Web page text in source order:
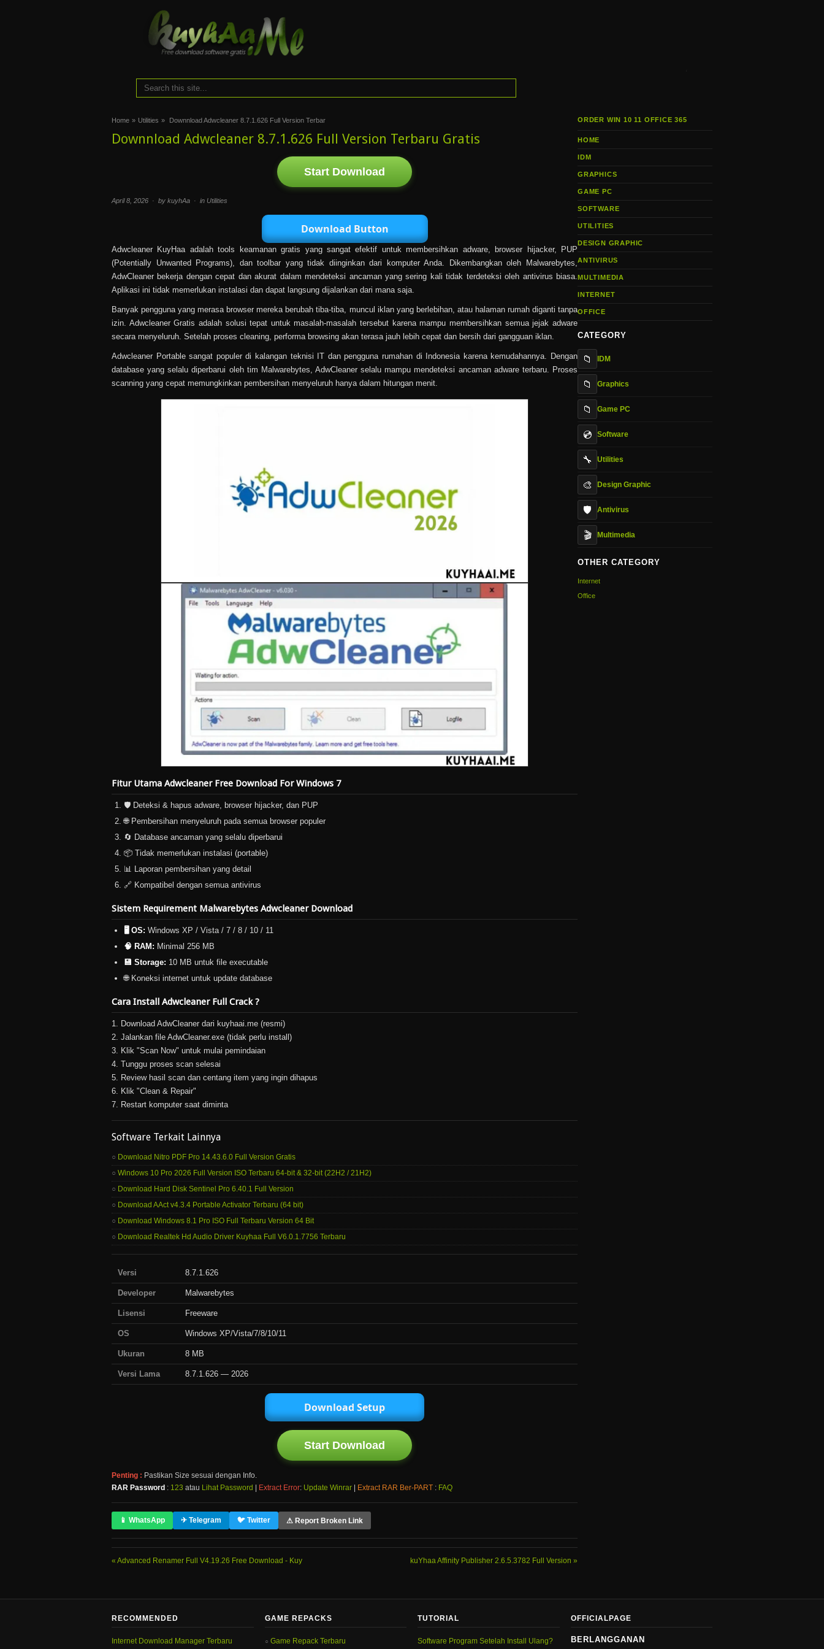
Home » Utilities » Downnload Adwcleaner 8.7.1.626 Full Version Terbar
Downnload Adwcleaner 8.7.1.626 Full Version Terbaru Gratis
Start Download
April 8, 2026 · by kuyhAa · in Utilities
Download Button
Adwcleaner KuyHaa adalah tools keamanan gratis yang sangat efektif untuk membersihkan adware, browser hijacker, PUP
(Potentially Unwanted Programs), dan toolbar yang tidak diinginkan dari komputer Anda. Dikembangkan oleh Malwarebytes,
AdwCleaner bekerja dengan cepat dan akurat dalam mendeteksi ancaman yang sering kali tidak terdeteksi oleh antivirus biasa.
Aplikasi ini tidak memerlukan instalasi dan dapat langsung dijalankan dari mana saja.
Banyak pengguna yang merasa browser mereka berubah tiba-tiba, muncul iklan yang berlebihan, atau halaman rumah diganti tanpa
izin. Adwcleaner Gratis adalah solusi tepat untuk masalah-masalah tersebut karena mampu membersihkan semua jejak adware
secara menyeluruh. Setelah proses cleaning, performa browsing akan terasa jauh lebih cepat dan bersih dari gangguan iklan.
Adwcleaner Portable sangat populer di kalangan teknisi IT dan pengguna rumahan di Indonesia karena kemudahannya. Dengan
database yang selalu diperbarui oleh tim Malwarebytes, AdwCleaner selalu mampu mendeteksi ancaman adware terbaru. Proses
scanning yang cepat memungkinkan pembersihan menyeluruh hanya dalam hitungan menit.
Fitur Utama Adwcleaner Free Download For Windows 7
🛡️ Deteksi & hapus adware, browser hijacker, dan PUP
🌐 Pembersihan menyeluruh pada semua browser populer
🔄 Database ancaman yang selalu diperbarui
📦 Tidak memerlukan instalasi (portable)
📊 Laporan pembersihan yang detail
🔗 Kompatibel dengan semua antivirus
Sistem Requirement Malwarebytes Adwcleaner Download
🖥️ OS: Windows XP / Vista / 7 / 8 / 10 / 11
🧠 RAM: Minimal 256 MB
💾 Storage: 10 MB untuk file executable
🌐 Koneksi internet untuk update database
Cara Install Adwcleaner Full Crack ?
1. Download AdwCleaner dari kuyhaai.me (resmi)
2. Jalankan file AdwCleaner.exe (tidak perlu install)
3. Klik "Scan Now" untuk mulai pemindaian
4. Tunggu proses scan selesai
5. Review hasil scan dan centang item yang ingin dihapus
6. Klik "Clean & Repair"
7. Restart komputer saat diminta
Software Terkait Lainnya
Download Nitro PDF Pro 14.43.6.0 Full Version Gratis
Windows 10 Pro 2026 Full Version ISO Terbaru 64-bit & 32-bit (22H2 / 21H2)
Download Hard Disk Sentinel Pro 6.40.1 Full Version
Download AAct v4.3.4 Portable Activator Terbaru (64 bit)
Download Windows 8.1 Pro ISO Full Terbaru Version 64 Bit
Download Realtek Hd Audio Driver Kuyhaa Full V6.0.1.7756 Terbaru
Versi 8.7.1.626
Developer Malwarebytes
Lisensi Freeware
OS Windows XP/Vista/7/8/10/11
Ukuran 8 MB
Versi Lama 8.7.1.626 — 2026
Download Setup
Start Download
Penting : Pastikan Size sesuai dengan Info.
RAR Password : 123 atau Lihat Password Extract Error: Update Winrar Extract RAR Ber-PART : FAQ
📱 WhatsApp ✈ Telegram 🐦 Twitter ⚠ Report Broken Link
Advanced Renamer Full V4.19.26 Free Download - Kuy kuYhaa Affinity Publisher 2.6.5.3782 Full Version
ORDER WIN 10 11 OFFICE 365
HOME
IDM
GRAPHICS
GAME PC
SOFTWARE
UTILITIES
DESIGN GRAPHIC
ANTIVIRUS
MULTIMEDIA
INTERNET
OFFICE
CATEGORY
📁 IDM
📁 Graphics
📁 Game PC
💿 Software
🔧 Utilities
🎨 Design Graphic
🛡️ Antivirus
🎬 Multimedia
OTHER CATEGORY
Internet
Office
RECOMMENDED
Internet Download Manager Terbaru
GAME REPACKS
Game Repack Terbaru
TUTORIAL
Software Program Setelah Install Ulang?
OFFICIALPAGE
BERLANGGANAN